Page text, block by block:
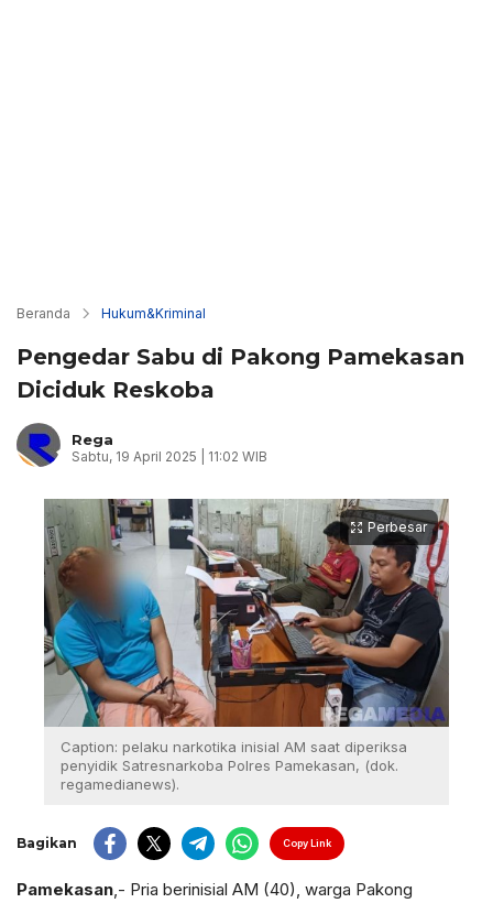
Beranda Hukum&Kriminal
Pengedar Sabu di Pakong Pamekasan
Diciduk Reskoba
Rega
Sabtu, 19 April 2025 | 11:02 WIB
Perbesar
Caption: pelaku narkotika inisial AM saat diperiksa
penyidik Satresnarkoba Polres Pamekasan, (dok.
regamedianews).
Bagikan Copy Link
Pamekasan ,- Pria berinisial AM (40), warga Pakong